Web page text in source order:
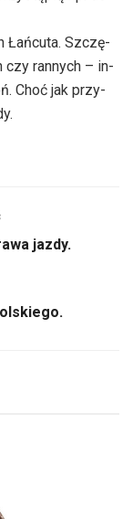
Łańcuta. Szczę­
czy ran­nych – in­
Choć jak przy­
jazdy.